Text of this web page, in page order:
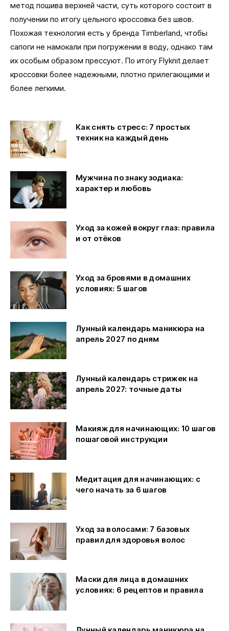
метод пошива верхней части, суть которого состоит в
получении по итогу цельного кроссовка без швов.
Похожая технология есть у бренда Timberland, чтобы
сапоги не намокали при погружении в воду, однако там
их особым образом прессуют. По итогу Flyknit делает
кроссовки более надежными, плотно прилегающими и
более легкими.
Как снять стресс: 7 простых
техник на каждый день
Мужчина по знаку зодиака:
характер и любовь
Уход за кожей вокруг глаз: правила
и от отёков
Уход за бровями в домашних
условиях: 5 шагов
Лунный календарь маникюра на
апрель 2027 по дням
Лунный календарь стрижек на
апрель 2027: точные даты
Макияж для начинающих: 10 шагов
пошаговой инструкции
Медитация для начинающих: с
чего начать за 6 шагов
Уход за волосами: 7 базовых
правил для здоровья волос
Маски для лица в домашних
условиях: 6 рецептов и правила